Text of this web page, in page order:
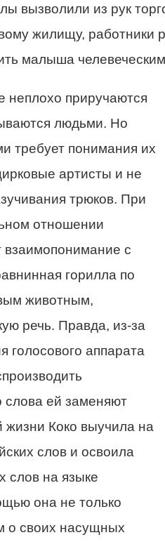
вызволили из рук
жилищу, работники
малыша
неплохо приручаются
людьми. Но
требует понимания их
артисты и не
трюков. При
отношении
взаимопонимание с
горилла по
животным,
речь. Правда, из-за
голосового аппарата
слова ей заменяют
жизни Коко выучила на
слов и освоила
слов на языке
она не только
о своих насущных